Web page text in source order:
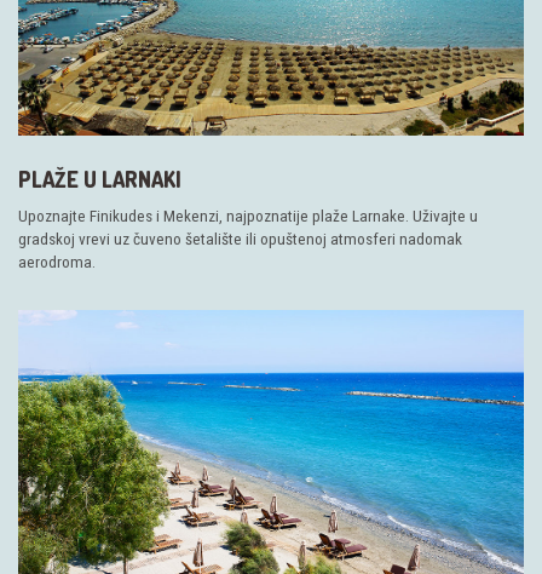
PLAŽE U LARNAKI
Upoznajte Finikudes i Mekenzi, najpoznatije plaže Larnake. Uživajte u
gradskoj vrevi uz čuveno šetalište ili opuštenoj atmosferi nadomak
aerodroma.